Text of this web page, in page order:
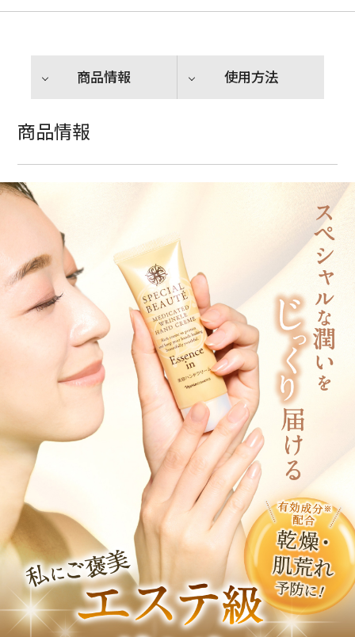
商品情報 使用方法
商品情報